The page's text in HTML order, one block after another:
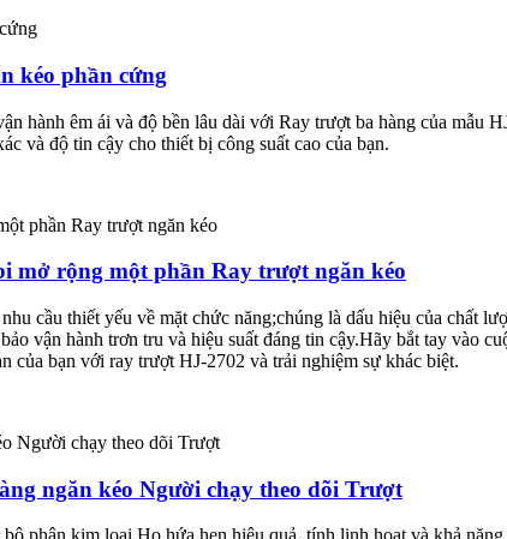
kéo phần cứng
hành êm ái và độ bền lâu dài với Ray trượt ba hàng của mẫu
và độ tin cậy cho thiết bị công suất cao của bạn.
mở rộng một phần Ray trượt ngăn kéo
cầu thiết yếu về mặt chức năng;chúng là dấu hiệu của chất
vận hành trơn tru và hiệu suất đáng tin cậy.Hãy bắt tay vào
của bạn với ray trượt HJ-2702 và trải nghiệm sự khác biệt.
ngăn kéo Người chạy theo dõi Trượt